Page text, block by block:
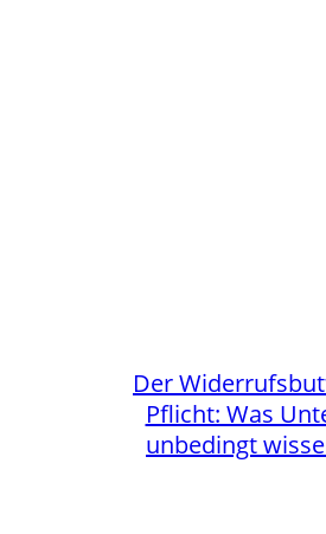
Der
Pflicht: Was
unbedingt